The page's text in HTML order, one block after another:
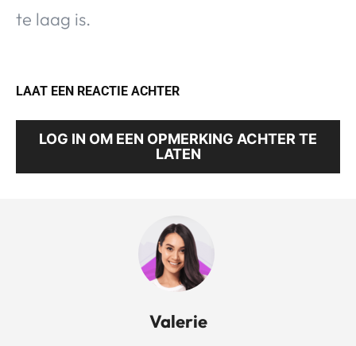
te laag is.
LAAT EEN REACTIE ACHTER
LOG IN OM EEN OPMERKING ACHTER TE
LATEN
Valerie